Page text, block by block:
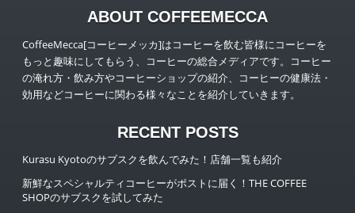
ABOUT COFFEEMECCA
CoffeeMecca[コーヒーメッカ]はコーヒーを飲む皆様にコーヒーを
もっと趣味にしてもらう、コーヒーの総合メディアです。コーヒー
の淹れ方・飲み方やコーヒーショップの紹介、コーヒーの健康法・
効用などコーヒーに関わる様々なことを紹介していきます。
RECENT POSTS
Kurasu Kyotoのサブスクを飲んでみた！店舗一覧も紹介
新鮮なスペシャルティコーヒーがポストに届く！THE COFFEE
SHOPのサブスクを試してみた